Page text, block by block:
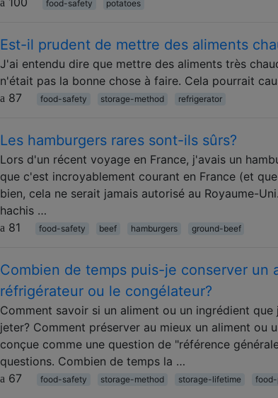
food-safety potatoes
Est-il prudent de mettre des aliments
J'ai entendu dire que mettre des aliments très
n'était pas la bonne chose à faire. Cela pourrait
87
food-safety storage-method refrigerator
Les hamburgers rares sont-ils sûrs?
Lors d'un récent voyage en France, j'avais un
que c'est incroyablement courant en France (et
bien, cela ne serait jamais autorisé au Royaume-
hachis …
81
food-safety beef hamburgers ground-beef
Combien de temps puis-je conserver un
réfrigérateur ou le congélateur?
Comment savoir si un aliment ou un ingrédient
jeter? Comment préserver au mieux un aliment ou
conçue comme une question de "référence
questions. Combien de temps la …
67
food-safety storage-method storage-lifetime